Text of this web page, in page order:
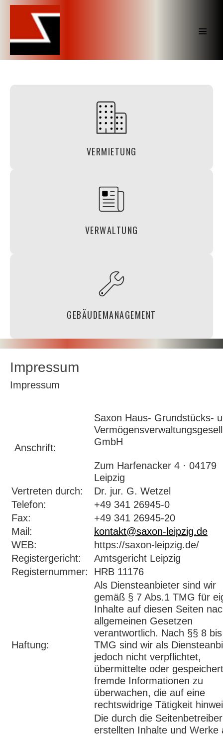
≡
VERMIETUNG
Vermietungsservice durch unseren
Partner Dr. Heilmann und Petters
Immobilien- Management
VERWALTUNG
Professionelle Immobilienverwaltung für
Ihre Wohn- und Gewerbeobjekte!
GEBÄUDEMANAGEMENT
Ihr kompletter Hausmeisterservice aus
einer Hand, zuverlässig und von hoher
Impressum
Impressum
Anschrift:
Saxon Haus- Grundstücks-
GmbH
Zum Harfenacker 4 · 04179
Leipzig
Vertreten durch:
Dr. jur. G. Wetzel
Telefon:
+49 341 26945-0
Fax:
+49 341 26945-20
Mail:
kontakt@saxon-leipzig.de
WEB:
https://saxon-leipzig.de/
Registergericht:
Amtsgericht Leipzig
Registernummer:
HRB 11176
Haftung:
Als Diensteanbieter sind wir
gemäß § 7 Abs.1 TMG für
Inhalte auf diesen Seiten
allgemeinen Gesetzen
verantwortlich. Nach §§ 8
TMG sind wir als
jedoch nicht verpflichtet,
übermittelte oder
fremde Informationen zu
überwachen, die auf eine
rechtswidrige Tätigkeit
Die durch die Seitenbetreiber
erstellten Inhalte und Werke